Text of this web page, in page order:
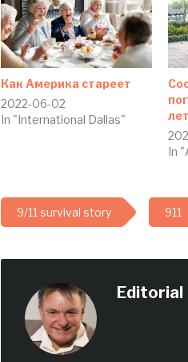
Как Америка стареет
2022-06-02
In "International Dallas"
In
9/11 survival story 911
Editorial